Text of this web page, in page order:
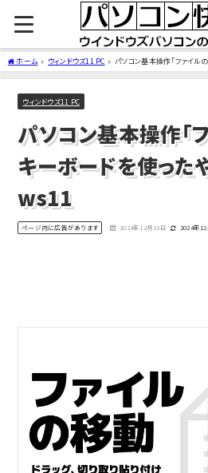
ホーム ウィンドウズ11 PC
パソコン基本操作「ファイル
Windows11
ウィンドウズ11 PC
パソコン基本操作「
キーボードを使っ
ws11
ページ内に広告があります 2024年12月13日 2024年12